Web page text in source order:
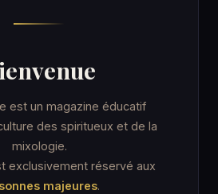
est un magazine éducatif
des spiritueux et de la
mixologie.
exclusivement réservé aux
majeures.
old fashioned